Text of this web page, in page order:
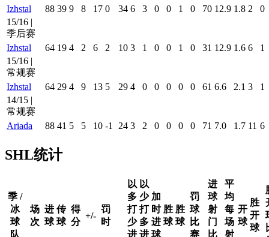
Izhstal
88 39 9 8 17 0 34 6 3 0 0 1 0 70 12.9 1.8 2
0
15/16 |
季后赛
Izhstal
64 19 4 2 6 2 10 3 1 0 0 1 0 31 12.9 1.6 6
1
15/16 |
常规赛
Izhstal
64 29 4 9 13 5 29 4 0 0 0 0 0 61 6.6 2.1 3
1
14/15 |
常规赛
Ariada
88 41 5 5 10 -1 24 3 2 0 0 0 0 71 7.0 1.7 11 6
SHL统计
季 /
冰
球
队
场
次
进
球
传
球
得
分
+/-
罚
时
以
多
打
少
进
以
少
打
多
进
加
时
进
球
胜
球
胜
球
罚
球
比
赛
进
球
射
门
比
平
均
每
场
射
开
球
胜
开
球